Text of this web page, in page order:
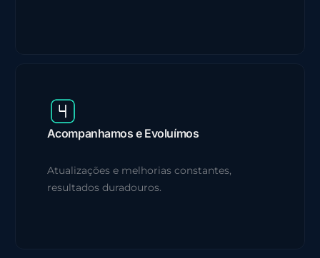
Acompanhamos e Evoluímos
Atualizações e melhorias constantes,
resultados duradouros.